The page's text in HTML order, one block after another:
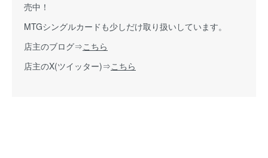
売中！
MTGシングルカードも少しだけ取り扱いしています。
店主のブログ⇒こちら
店主のX(ツイッター)⇒こちら